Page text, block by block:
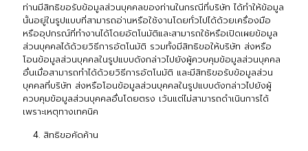
ท่านมีสิทธิขอรับข้อมูลส่วนบุคคลของท่านในกรณีที่บริษัท ได้ทำให้ข้อมูล
นั้นอยู่ในรูปแบบที่สามารถอ่านหรือใช้งานโดยทั่วไปได้ด้วยเครื่องมือ
หรืออุปกรณ์ที่ทำงานได้โดยอัตโนมัติและสามารถใช้หรือเปิดเผยข้อมูล
ส่วนบุคคลได้ด้วยวิธีการอัตโนมัติ รวมทั้งมีสิทธิขอให้บริษัท ส่งหรือ
โอนข้อมูลส่วนบุคคลในรูปแบบดังกล่าวไปยังผู้ควบคุมข้อมูลส่วนบุคคล
อื่นเมื่อสามารถทำได้ด้วยวิธีการอัตโนมัติ และมีสิทธิขอรับข้อมูลส่วน
บุคคลที่บริษัท ส่งหรือโอนข้อมูลส่วนบุคคลในรูปแบบดังกล่าวไปยังผู้
ควบคุมข้อมูลส่วนบุคคลอื่นโดยตรง เว้นแต่ไม่สามารถดำเนินการได้
เพราะเหตุทางเทคนิค
สิทธิขอคัดค้าน